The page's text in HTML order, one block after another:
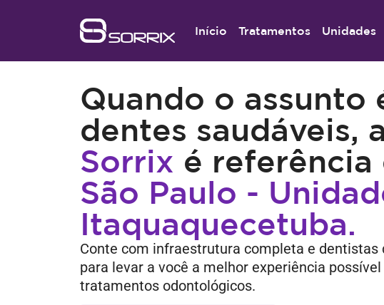
Início Tratamentos Unidades
Quando o assunto
dentes saudáveis, a
Sorrix é referência
São Paulo -
Itaquaquecetuba.
Conte com infraestrutura completa e dentistas
para levar a você a melhor experiência
tratamentos odontológicos.